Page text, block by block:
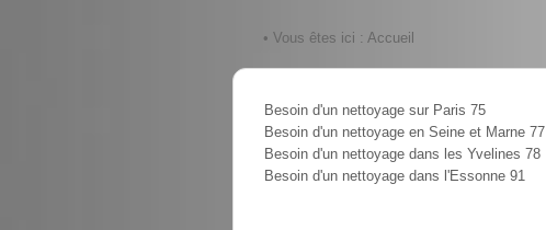
• Vous êtes ici : Accueil
Besoin d'un nettoyage sur Paris 75
Besoin d'un nettoyage en Seine et Marne 77
Besoin d'un nettoyage dans les Yvelines 78
Besoin d'un nettoyage dans l'Essonne 91